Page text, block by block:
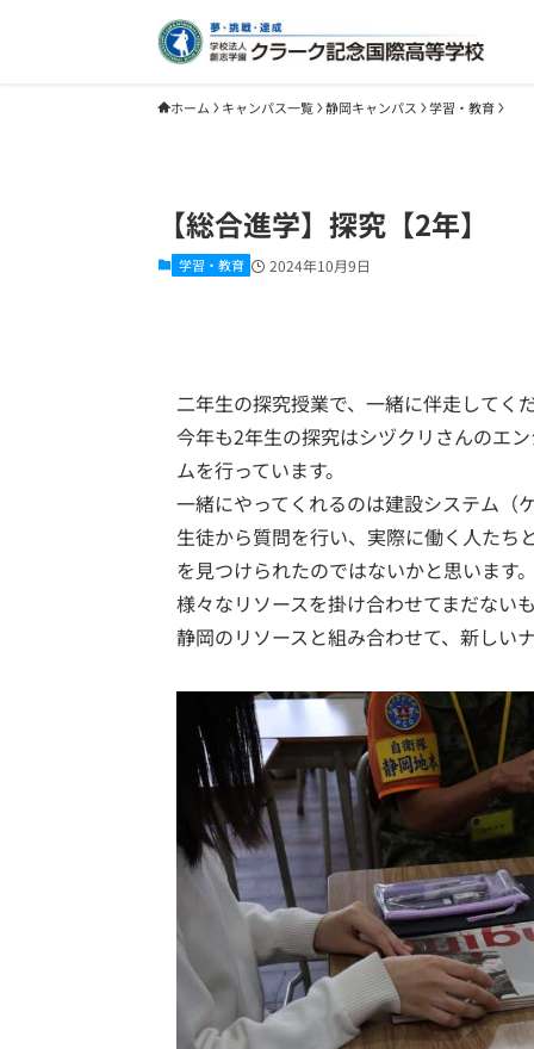
ホーム キャンパス一覧 静岡キャンパス 学習・教育
【総合進学】探究【2年】
学習・教育 2024年10月9日
二年生の探究授業で、一緒に伴走してく
今年も2年生の探究はシヅクリさんのエ
ムを行っています。
一緒にやってくれるのは建設システム（
生徒から質問を行い、実際に働く人たち
を見つけられたのではないかと思います
様々なリソースを掛け合わせてまだない
静岡のリソースと組み合わせて、新しい